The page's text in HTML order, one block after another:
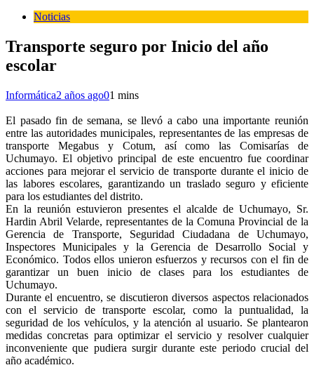
Noticias
Transporte seguro por Inicio del año
escolar
Informática2 años ago01 mins
El pasado fin de semana, se llevó a cabo una importante reunión
entre las autoridades municipales, representantes de las empresas de
transporte Megabus y Cotum, así como las Comisarías de
Uchumayo. El objetivo principal de este encuentro fue coordinar
acciones para mejorar el servicio de transporte durante el inicio de
las labores escolares, garantizando un traslado seguro y eficiente
para los estudiantes del distrito.
En la reunión estuvieron presentes el alcalde de Uchumayo, Sr.
Hardin Abril Velarde, representantes de la Comuna Provincial de la
Gerencia de Transporte, Seguridad Ciudadana de Uchumayo,
Inspectores Municipales y la Gerencia de Desarrollo Social y
Económico. Todos ellos unieron esfuerzos y recursos con el fin de
garantizar un buen inicio de clases para los estudiantes de
Uchumayo.
Durante el encuentro, se discutieron diversos aspectos relacionados
con el servicio de transporte escolar, como la puntualidad, la
seguridad de los vehículos, y la atención al usuario. Se plantearon
medidas concretas para optimizar el servicio y resolver cualquier
inconveniente que pudiera surgir durante este periodo crucial del
año académico.